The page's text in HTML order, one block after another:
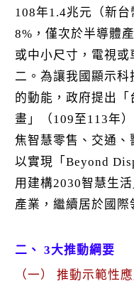
108年1.4兆元（新
8%，僅次於半導體
或中小尺寸，電視
二。為讓我國顯示
的動能，政府提出
畫」（109至113年
焦智慧零售、交通、
以實現「Beyond
用建構2030智慧生
產業，繼續居於國際
二、 3大推動綱要
（一） 推動示範性